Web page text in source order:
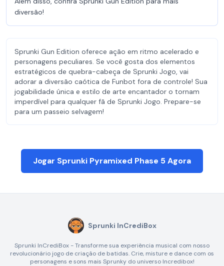
diversão!
Sprunki Gun Edition oferece ação em ritmo acelerado e
personagens peculiares. Se você gosta dos elementos
estratégicos de quebra-cabeça de Sprunki Jogo, vai
adorar a diversão caótica de Funbot fora de controle! Sua
jogabilidade única e estilo de arte encantador o tornam
imperdível para qualquer fã de Sprunki Jogo. Prepare-se
para um passeio selvagem!
Jogar Sprunki Pyramixed Phase 5 Agora
Sprunki InCrediBox
Sprunki InCrediBox - Transforme sua experiência musical com nosso
revolucionário jogo de criação de batidas. Crie, misture e dance com os
personagens e sons mais Sprunky do universo Incredibox!